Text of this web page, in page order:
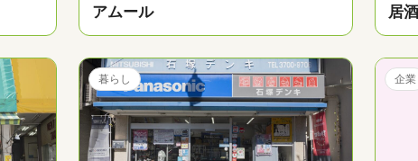
アムール 居
暮らし 企業